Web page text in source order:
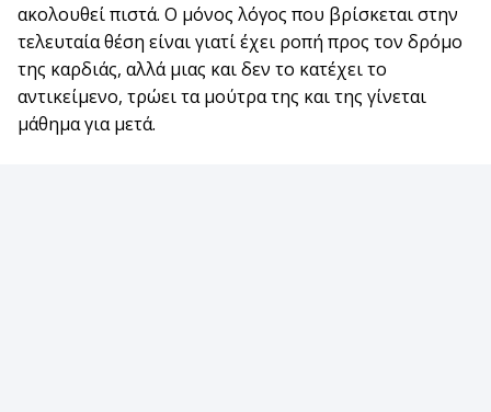
ακολουθεί πιστά. Ο μόνος λόγος που βρίσκεται στην
τελευταία θέση είναι γιατί έχει ροπή προς τον δρόμο
της καρδιάς, αλλά μιας και δεν το κατέχει το
αντικείμενο, τρώει τα μούτρα της και της γίνεται
μάθημα για μετά.